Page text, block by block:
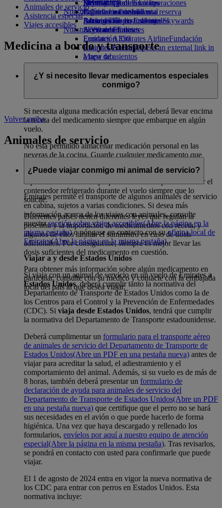
Bebidas
Nuestra flota
Boeing 777
A380 de Emirates
Emirates A350
Emirates Executive
Mapa de asientos
Diversión para los niños
Juguetes infantiles
Actividades para niños
Sostenibilidad en las operaciones
Política medioambiental
Informes medioambientales
Nuestras comunidades
Fundación Emirates AirlineFundación
Emirates Airline Opens an external link in
a new tab
Patrocinios
Skywards Rail
Calculadora de millas
Inicie sesión en Emirates Skywards
Skywards+
Móvil y app de Emirates
Cancelar o cambiar una reserva
Alteraciones en los viajes
Acerca de Emirates
Animales de servicio
Asistencia especial
Viajes accesibles
Medicina a bordo y transporte
¿Y si necesito llevar medicamentos especiales
conmigo?
Si necesita alguna medicación especial, deberá llevar encima
la receta del medicamento siempre que embarque en algún
vuelo.
No está permitido almacenar medicación personal en las
neveras de la cocina. Guarde cualquier medicamento que
aislante que cuente con aprobación médica. Nuestra
tripulación de cabina le proporcionará hielo para mantener el
contenedor refrigerado durante el vuelo siempre que lo
solicite.
Diferentes países tienen diferentes leyes que regulan la
posesión y la importación de medicamentos con receta, y
algunos de ellos limitan el suministro en caso de dosis
adicionales. Por consiguiente, siempre es mejor llevar las
dosis suficientes del medicamento en cuestión.
Para obtener más información sobre algún medicamento en
particular, consulte con su médico y contacte con la embajada
local del país al que desea viajar.
Volver arriba
Animales de servicio
¿Puede viajar conmigo mi animal de servicio?
Emirates permite el transporte de algunos animales de servicio
en cabina, sujetos a varias condiciones. Si desea más
información acerca de los viajes con animales, consulte
nuestrasección sobre viajes accesibles(Abre la página en la
misma pestaña)o póngase en contacto con suoficina local de
Emirates(Abre la página en la misma pestaña).
Viajar a y desde Estados Unidos
Si viaja con un animal de servicio en un vuelo de Emiratesa
Estados Unidos, deberá cumplir tanto la normativa del
Departamento de Transporte de Estados Unidos como la de
los Centros para el Control y la Prevención de Enfermedades
(CDC). Si viaja desde Estados Unidos, tendrá que cumplir
la normativa del Departamento de Transporte estadounidense.
Deberá cumplimentar un formulario para el transporte aéreo
de animales de servicio del Departamento de Transporte de
Estados Unidos(Abre un PDF en una pestaña nueva) antes de
viajar para acreditar la salud, el adiestramiento y el
comportamiento del animal. Además, si su vuelo es de más de
8 horas, también deberá presentar un formulario de
declaración de ayuda para animales de servicio del
Departamento de Transporte de Estados Unidos(Abre un PDF
en una pestaña nueva) que certifique que el perro no se hará
sus necesidades en el avión o que puede hacerlo de forma
higiénica. Una vez que haya descargado y rellenado los
formularios, envíelos por aquí a nuestro equipo de atención
especial(Abre la página en la misma pestaña). Tras revisarlos,
se pondrá en contacto con usted para confirmarle que puede
viajar.
El 1 de agosto de 2024 entra en vigor la nueva normativa de
los CDC para entrar con perros en Estados Unidos. Esta
normativa incluye: